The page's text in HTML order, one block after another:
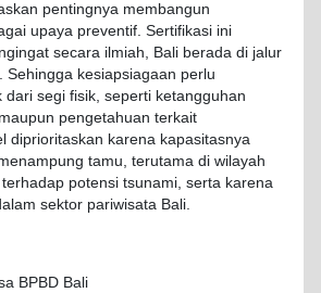
pentingnya membangun
upaya preventif. Sertifikasi ini
secara ilmiah, Bali berada di jalur
Sehingga kesiapsiagaan perlu
dari segi fisik, seperti ketangguhan
pengetahuan terkait
diprioritaskan karena kapasitasnya
tamu, terutama di wilayah
potensi tsunami, serta karena
sektor pariwisata Bali.
BPBD Bali